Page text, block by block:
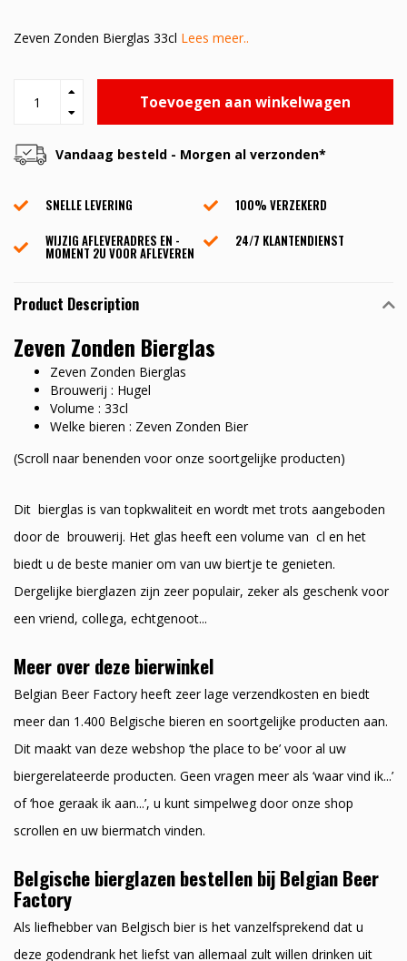
Zeven Zonden Bierglas 33cl Lees meer..
Toevoegen aan winkelwagen
Vandaag besteld - Morgen al verzonden*
SNELLE LEVERING
100% VERZEKERD
WIJZIG AFLEVERADRES EN -
MOMENT 2U VOOR AFLEVEREN
24/7 KLANTENDIENST
Product Description
Zeven Zonden Bierglas
Zeven Zonden Bierglas
Brouwerij : Hugel
Volume : 33cl
Welke bieren : Zeven Zonden Bier
(Scroll naar benenden voor onze soortgelijke producten)
Dit bierglas is van topkwaliteit en wordt met trots aangeboden
door de brouwerij. Het glas heeft een volume van cl en het
biedt u de beste manier om van uw biertje te genieten.
Dergelijke bierglazen zijn zeer populair, zeker als geschenk voor
een vriend, collega, echtgenoot...
Meer over deze bierwinkel
Belgian Beer Factory heeft zeer lage verzendkosten en biedt
meer dan 1.400 Belgische bieren en soortgelijke producten aan.
Dit maakt van deze webshop ‘the place to be’ voor al uw
biergerelateerde producten. Geen vragen meer als ‘waar vind ik...’
of ‘hoe geraak ik aan...’, u kunt simpelweg door onze shop
scrollen en uw biermatch vinden.
Belgische bierglazen bestellen bij Belgian Beer
Factory
Als liefhebber van Belgisch bier is het vanzelfsprekend dat u
deze godendrank het liefst van allemaal zult willen drinken uit